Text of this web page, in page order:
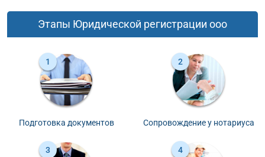
Этапы Юридической регистрации ооо
Подготовка документов Сопровождение у нотариуса